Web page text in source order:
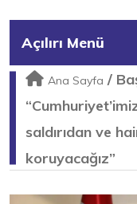
Açılırı Menü
Ana Sayfa /
saldırıdan ve
koruyacağız”